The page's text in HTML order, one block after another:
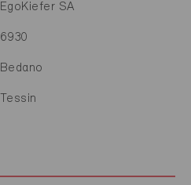
EgoKiefer SA
6930
Bedano
Tessin